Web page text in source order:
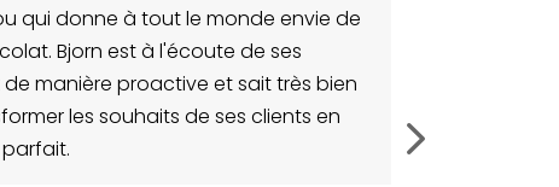
Incrediweb a développé un excellent site
clients potentiels peuvent facilement
portfolio et prendre contact en un simple
par exemple, demander un devis.